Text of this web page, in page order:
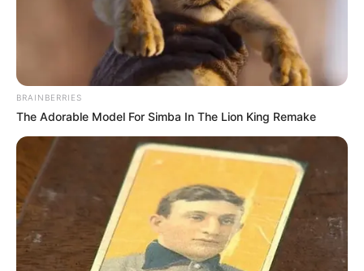
Veja também:
BRAINBERRIES
The Adorable Model For Simba In The Lion King Remake